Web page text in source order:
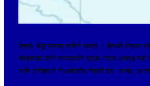
तेस्रोः बौद्ध सम्पदा नाशिने खतरा । हिमाली
संरक्षणका लागि सरकारसँग पटक–पटक आग्रह गर्दा
लागि उनीहरूले गैरआवासीय नेपाली संघ–संस्था,